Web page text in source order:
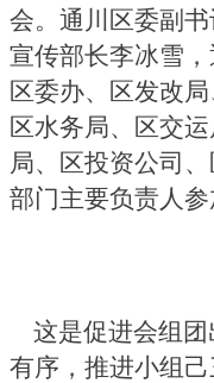
会。通川区委副书
宣传部长李冰雪
区委办、区发改
区水务局、区交
局、区投资公司
部门主要负责人参
这是促进会组
有序，推进小组